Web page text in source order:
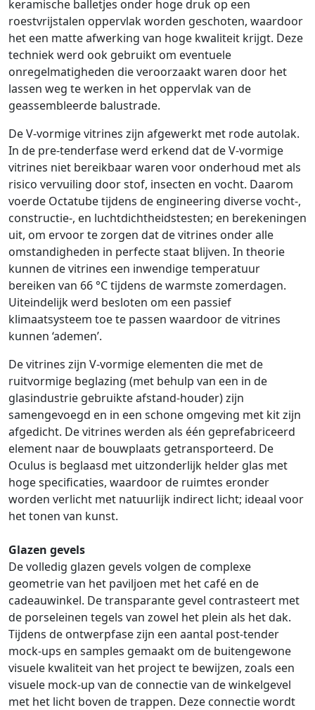
keramische balletjes onder hoge druk op een
roestvrijstalen oppervlak worden geschoten, waardoor
het een matte afwerking van hoge kwaliteit krijgt. Deze
techniek werd ook gebruikt om eventuele
onregelmatigheden die veroorzaakt waren door het
lassen weg te werken in het oppervlak van de
geassembleerde balustrade.
De V-vormige vitrines zijn afgewerkt met rode autolak.
In de pre-tenderfase werd erkend dat de V-vormige
vitrines niet bereikbaar waren voor onderhoud met als
risico vervuiling door stof, insecten en vocht. Daarom
voerde Octatube tijdens de engineering diverse vocht-,
constructie-, en luchtdichtheidstesten; en berekeningen
uit, om ervoor te zorgen dat de vitrines onder alle
omstandigheden in perfecte staat blijven. In theorie
kunnen de vitrines een inwendige temperatuur
bereiken van 66 °C tijdens de warmste zomerdagen.
Uiteindelijk werd besloten om een passief
klimaatsysteem toe te passen waardoor de vitrines
kunnen ‘ademen’.
De vitrines zijn V-vormige elementen die met de
ruitvormige beglazing (met behulp van een in de
glasindustrie gebruikte afstand-houder) zijn
samengevoegd en in een schone omgeving met kit zijn
afgedicht. De vitrines werden als één geprefabriceerd
element naar de bouwplaats getransporteerd. De
Oculus is beglaasd met uitzonderlijk helder glas met
hoge specificaties, waardoor de ruimtes eronder
worden verlicht met natuurlijk indirect licht; ideaal voor
het tonen van kunst.
Glazen gevels
De volledig glazen gevels volgen de complexe
geometrie van het paviljoen met het café en de
cadeauwinkel. De transparante gevel contrasteert met
de porseleinen tegels van zowel het plein als het dak.
Tijdens de ontwerpfase zijn een aantal post-tender
mock-ups en samples gemaakt om de buitengewone
visuele kwaliteit van het project te bewijzen, zoals een
visuele mock-up van de connectie van de winkelgevel
met het licht boven de trappen. Deze connectie wordt